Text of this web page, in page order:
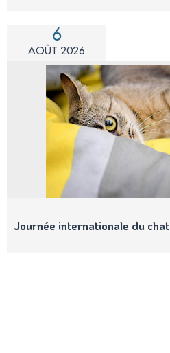
6
AOÛT 2026
Journée internationale du chat